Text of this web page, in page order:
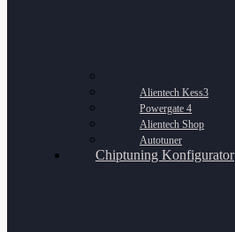
Alientech Kess3
Powergate 4
Alientech Shop
Autotuner
Chiptuning Konfigurator